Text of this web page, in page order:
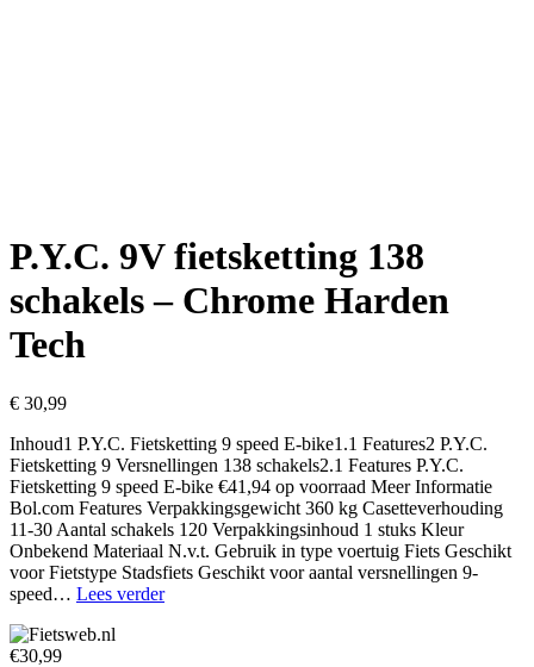
P.Y.C. 9V fietsketting 138
schakels – Chrome Harden
Tech
€ 30,99
Inhoud1 P.Y.C. Fietsketting 9 speed E-bike1.1 Features2 P.Y.C.
Fietsketting 9 Versnellingen 138 schakels2.1 Features P.Y.C.
Fietsketting 9 speed E-bike €41,94 op voorraad Meer Informatie
Bol.com Features Verpakkingsgewicht 360 kg Casetteverhouding
11-30 Aantal schakels 120 Verpakkingsinhoud 1 stuks Kleur
Onbekend Materiaal N.v.t. Gebruik in type voertuig Fiets Geschikt
voor Fietstype Stadsfiets Geschikt voor aantal versnellingen 9-
speed… Lees verderP.Y.C.
€30,99